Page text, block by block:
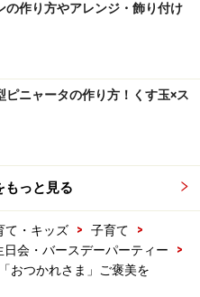
の作り方やアレンジ・飾り付け
ピニャータの作り方！くす玉×ス
もっと見る
て・キッズ > 子育て
>
日会・バースデーパーティー
>
おつかれさま」ご褒美を